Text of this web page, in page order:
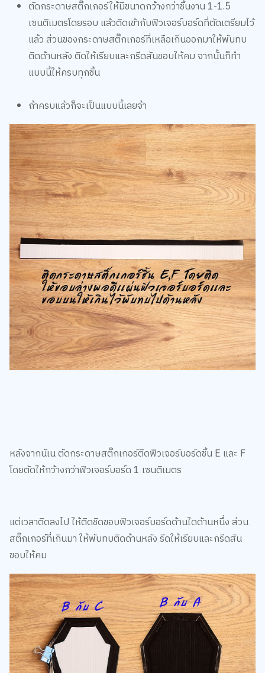
ตัดกระดาษสติ๊กเกอร์ให้มีขนาดกว้างกว่าชิ้นงาน 1-1.5
เซนติเมตรโดยรอบ แล้วติดเข้ากับฟิวเจอร์บอร์ดที่ตัดเตรียมไว้
แล้ว ส่วนของกระดาษสติ๊กเกอร์ที่เหลือเกินออกมาให้พับทบ
ติดด้านหลัง ติดให้เรียบและกรีดสันขอบให้คม จากนั้นก็ทำ
แบบนี้ให้ครบทุกชิ้น
ถ้าครบแล้วก็จะเป็นแบบนี้เลยจ้า
หลังจากนัเน ตัดกระดาษสติ๊กเกอร์ติดฟิวเจอร์บอร์ดชิ้น E และ F
โดยตัดให้กว้างกว่าฟิวเจอร์บอร์ด 1 เซนติเมตร
แต่เวลาติดลงไป ให้ติดชิดขอบฟิวเจอร์บอร์ดด้านใดด้านหนึ่ง ส่วน
สติ๊กเกอร์ที่เกินมา ให้พับทบติดด้านหลัง รีดให้เรียบและกรีดสัน
ขอบให้คม